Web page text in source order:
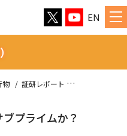
EN
物 証研レポート
プライムか？